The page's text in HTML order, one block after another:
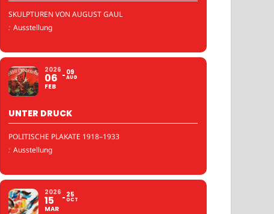
SKULPTUREN VON AUGUST GAUL
: Ausstellung
2026
06
FEB
09
AUG
UNTER DRUCK
POLITISCHE PLAKATE 1918–1933
: Ausstellung
2026
15
MAR
25
OCT